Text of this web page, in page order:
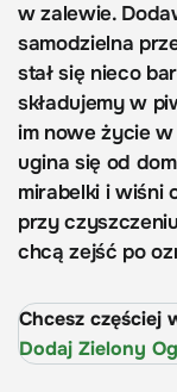
w zalewie.
samodzielna
stał się nieco
składujemy w
im nowe życie w
ugina się od
mirabelki i wiśni
przy
chcą zejść po
Chcesz częściej
Dodaj Zielony